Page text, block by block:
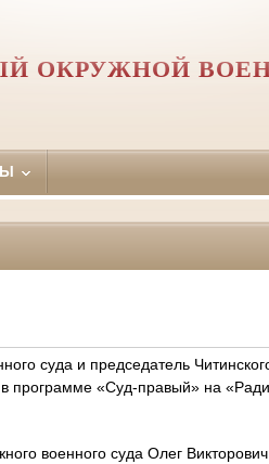
ОКРУЖНОЙ
суда и председатель
в программе «Суд-правый» на
военного суда Олег